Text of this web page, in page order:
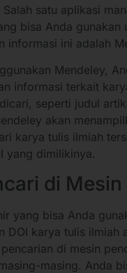
satu aplikasi
bisa Anda gunakan
informasi ini adalah
Mendeley,
informasi terkait
seperti judul
akan
karya tulis ilmiah
yang dimilikinya.
di Mesin
yang bisa Anda
DOI karya tulis ilmiah
di mesin
masing. Anda